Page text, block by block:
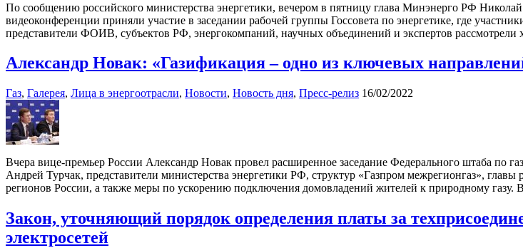
По сообщению российского министерства энергетики, вечером в пятницу глава Минэнерго РФ
видеоконференции приняли участие в заседании рабочей группы Госсовета по энергетике, где
представители ФОИВ, субъектов РФ, энергокомпаний, научных объединений и экспертов рассмотрели
Александр Новак: «Газификация – одно из ключевых
Газ, Галерея, Лица в энергоотрасли, Новости, Новость дня, Пресс-релиз 16/02/2022
Вчера вице-премьер России Александр Новак провел расширенное заседание Федерального штаба по
Андрей Турчак, представители министерства энергетики РФ, структур «Газпром межрегионгаз»,
регионов России, а также меры по ускорению подключения домовладений жителей к природному газу.
Закон, уточняющий порядок определения платы за
электросетей